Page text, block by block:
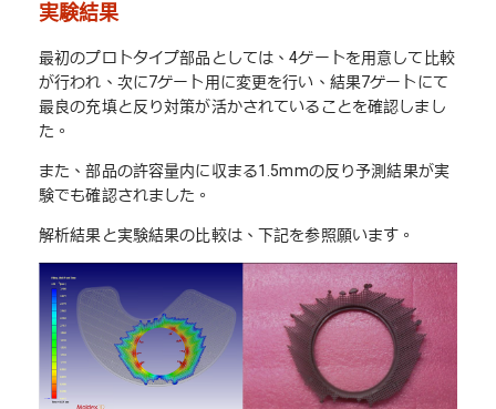
実験結果
最初のプロトタイプ部品としては、4ゲートを用意して比較
が行われ、次に7ゲート用に変更を行い、結果7ゲートにて
最良の充填と反り対策が活かされていることを確認しまし
た。
また、部品の許容量内に収まる1.5mmの反り予測結果が実
験でも確認されました。
解析結果と実験結果の比較は、下記を参照願います。